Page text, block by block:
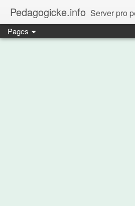
Pedagogicke.info Server pro
Pages